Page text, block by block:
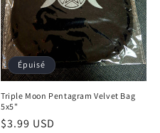
Épuisé
Triple Moon Pentagram Velvet Bag
5x5"
Prix habituel
$3.99 USD